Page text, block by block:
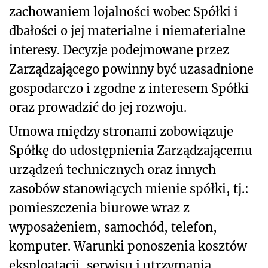
zachowaniem lojalności wobec Spółki i
dbałości o jej materialne i niematerialne
interesy. Decyzje podejmowane przez
Zarządzającego powinny być uzasadnione
gospodarczo i zgodne z interesem Spółki
oraz prowadzić do jej rozwoju.
Umowa między stronami zobowiązuje
Spółkę do udostępnienia Zarządzającemu
urządzeń technicznych oraz innych
zasobów stanowiących mienie spółki, tj.:
pomieszczenia biurowe wraz z
wyposażeniem, samochód, telefon,
komputer. Warunki ponoszenia kosztów
eksploatacji, serwisu i utrzymania